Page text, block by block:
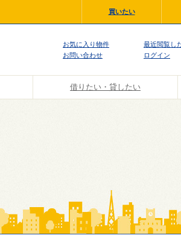
買いたい
お気に入り物件
お問い合わせ
最近閲覧し
ログイン
借りたい・貸したい